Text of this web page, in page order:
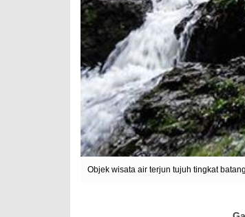
Objek wisata air terjun tujuh tingkat